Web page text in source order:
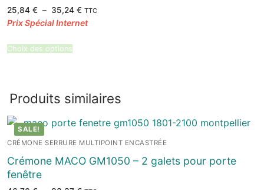
25,84 € – 35,24 €Plage
prix :
TTC
Choix des options
Produits similaires
SALE!
CRÉMONE SERRURE MULTIPOINT ENCASTRÉE
Crémone MACO GM1050 – 2 galets pour porte
fenêtre